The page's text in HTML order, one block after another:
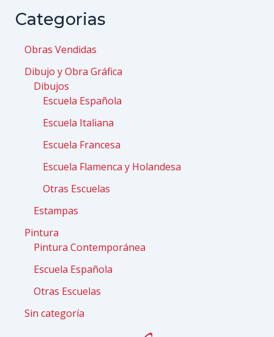
Categorias
Obras Vendidas
Dibujo y Obra Gráfica
Dibujos
Escuela Española
Escuela Italiana
Escuela Francesa
Escuela Flamenca y Holandesa
Otras Escuelas
Estampas
Pintura
Pintura Contemporánea
Escuela Española
Otras Escuelas
Sin categoría